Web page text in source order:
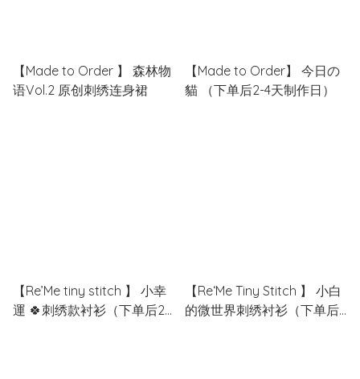
【Made to Order 】 森林物
语Vol.2 原创刺绣连身裙
【Made to Order】 今日の
貓 （下单后2-4天制作日）
【Re’Me tiny stitch 】 小幸
運 🍀刺绣款衬衫（下单后2-
【Re‘Me Tiny Stitch 】 小白
的微世界刺绣衬衫（下单后